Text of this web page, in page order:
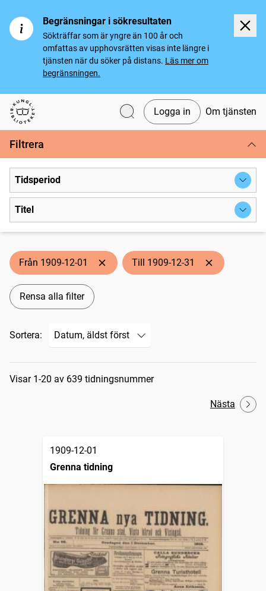
Begränsningar i sökresultaten
Sökträffar som är yngre än 100 år och
omfattas av upphovsrätten visas inte längre i
tjänsten när du söker på distans. Läs mer om
begränsningen.
Svenska tidningar
Logga in Om tjänsten
Filtrera
Tidsperiod
Titel
Från 1909-12-01 Till 1909-12-31
Rensa alla filter
Sortera:
Sökresultat
Visar 1-20 av 639 tidningsnummer
Nästa
1909-12-01
Grenna tidning